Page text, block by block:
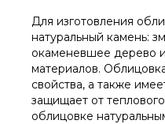
Для изготовления
натуральный камень:
окаменевшее дерево
материалов.
свойства, а также
защищает от
облицовке